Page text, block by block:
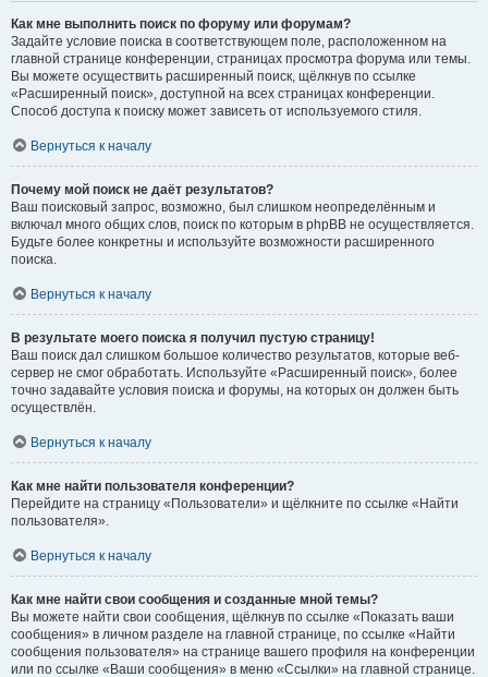
Как мне выполнить поиск по форуму или форумам?
Задайте условие поиска в соответствующем поле, расположенном на
главной странице конференции, страницах просмотра форума или темы.
Вы можете осуществить расширенный поиск, щёлкнув по ссылке
«Расширенный поиск», доступной на всех страницах конференции.
Способ доступа к поиску может зависеть от используемого стиля.
Вернуться к началу
Почему мой поиск не даёт результатов?
Ваш поисковый запрос, возможно, был слишком неопределённым и
включал много общих слов, поиск по которым в phpBB не осуществляется.
Будьте более конкретны и используйте возможности расширенного
поиска.
Вернуться к началу
В результате моего поиска я получил пустую страницу!
Ваш поиск дал слишком большое количество результатов, которые веб-
сервер не смог обработать. Используйте «Расширенный поиск», более
точно задавайте условия поиска и форумы, на которых он должен быть
осуществлён.
Вернуться к началу
Как мне найти пользователя конференции?
Перейдите на страницу «Пользователи» и щёлкните по ссылке «Найти
пользователя».
Вернуться к началу
Как мне найти свои сообщения и созданные мной темы?
Вы можете найти свои сообщения, щёлкнув по ссылке «Показать ваши
сообщения» в личном разделе на главной странице, по ссылке «Найти
сообщения пользователя» на странице вашего профиля на конференции
или по ссылке «Ваши сообщения» в меню «Ссылки» на главной странице.